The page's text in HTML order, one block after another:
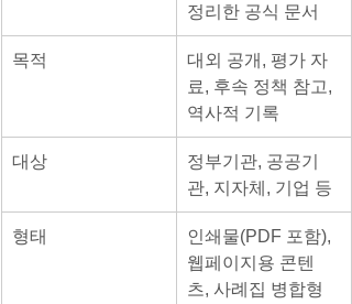
정리한 공식 문서
목적
대외 공개, 평가 자
료, 후속 정책 참고,
역사적 기록
대상
정부기관, 공공기
관, 지자체, 기업 등
형태
인쇄물(PDF 포함),
웹페이지용 콘텐
츠, 사례집 병합형